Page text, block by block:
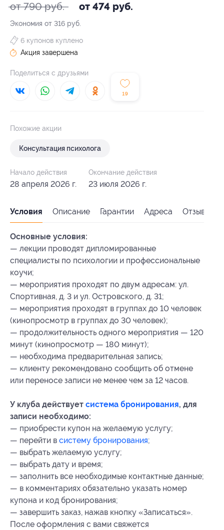
от 790 руб. от 474 руб.
Экономия от 316 руб.
19
6 купонов куплено
Акция завершена
Поделиться с друзьями
Похожие акции
Консультация психолога
Начало действия
28 апреля 2026 г.
Окончание действия
23 июля 2026 г.
Условия Описание Гарантии Адреса Отзывы
Основные условия:
— лекции проводят дипломированные
специалисты по психологии и профессиональные
коучи;
— мероприятия проходят по двум адресам: ул.
Спортивная, д. 3 и ул. Островского, д. 31;
— мероприятия проходят в группах до 10 человек
(кинопросмотр в группах до 30 человек);
— продолжительность одного мероприятия — 120
минут (кинопросмотр — 180 минут);
— необходима предварительная запись;
— клиенту рекомендовано сообщить об отмене
или переносе записи не менее чем за 12 часов.
У клуба действует система бронирования, для
записи необходимо:
— приобрести купон на желаемую услугу;
— перейти в систему бронирования;
— выбрать желаемую услугу;
— выбрать дату и время;
— заполнить все необходимые контактные данные;
— в комментариях обязательно указать номер
купона и код бронирования;
— завершить заказ, нажав кнопку «Записаться».
После оформления с вами свяжется